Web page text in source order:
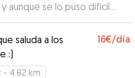
aunque se lo puso dificil
posible para que se sintiera
en cada
ocasión repetiría! Muy
que ama a los animales!
saluda a los
:)
16€/día
- 4.82 km